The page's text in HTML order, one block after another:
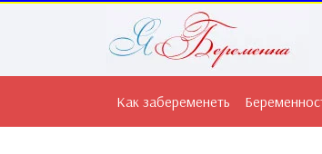
Как забеременеть